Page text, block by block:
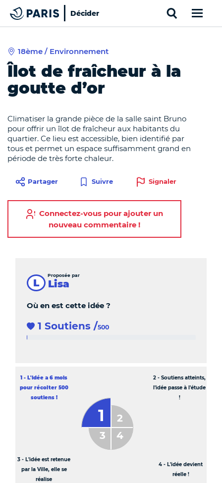
Cookies management panel
Top of the page
Paris
Décider
18ème / Environnement
Îlot de fraîcheur à la
goutte d’or
Climatiser la grande pièce de la salle saint Bruno
pour offrir un îlot de fraîcheur aux habitants du
quartier. Ce lieu est accessible, bien identifié par
tous et permet un espace suffisamment grand en
période de très forte chaleur.
Partager Suivre Signaler
Connectez-vous pour ajouter un
nouveau commentaire !
Où en est cette idée ?
Proposée par
L Lisa
1 Soutiens /500
1 %
1 - L'idée a 6 mois
pour récolter 500
soutiens !
Etape en cours
2 - Soutiens atteints,
l'idée passe à l'étude
!
3 - L'idée est retenue
par la Ville, elle se
réalise
4 - L'idée devient
réelle !